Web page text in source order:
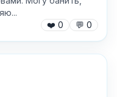
❤️ 0 💬 0